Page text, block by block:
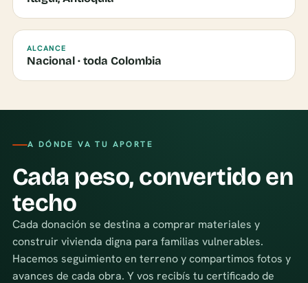
ALCANCE
Nacional · toda Colombia
A DÓNDE VA TU APORTE
Cada peso, convertido en
techo
Cada donación se destina a comprar materiales y
construir vivienda digna para familias vulnerables.
Hacemos seguimiento en terreno y compartimos fotos y
avances de cada obra. Y vos recibís tu certificado de